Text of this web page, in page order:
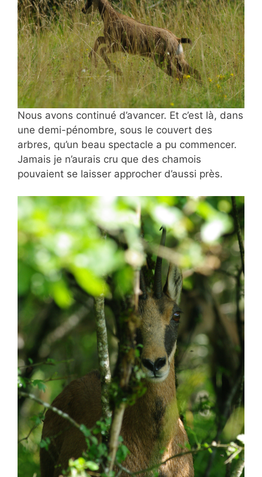
Nous avons continué d’avancer. Et c’est là, dans
une demi-pénombre, sous le couvert des
arbres, qu’un beau spectacle a pu commencer.
Jamais je n’aurais cru que des chamois
pouvaient se laisser approcher d’aussi près.